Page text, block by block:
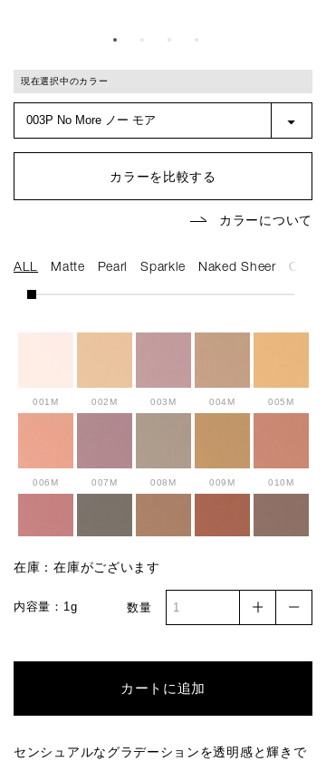
現在選択中のカラー
カラーを比較する
カラーについて
ALL Matte Pearl Sparkle Naked Sheer Cream
001M 002M 003M 004M 005M
006M 007M 008M 009M 010M
011M 012M 013M
在庫：在庫がございます
内容量：1g 数量
カートに追加
センシュアルなグラデーションを透明感と輝きで